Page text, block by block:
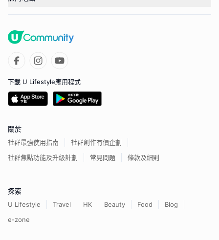
下載 U Lifestyle應用程式
關於
社群最強使用指南
社群創作有價企劃
社群焦點功能及升級計劃
常見問題 條款及細則
探索
U Lifestyle Travel HK Beauty Food
Blog
e-zone